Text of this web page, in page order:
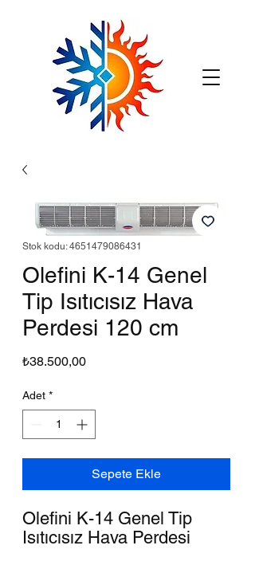
Stok kodu: 4651479086431
Olefini K-14 Genel
Tip Isıtıcısız Hava
Perdesi 120 cm
₺38.500,00Fiyat
Adet *
Sepete Ekle
Olefini K-14 Genel Tip
Isıtıcısız Hava Perdesi